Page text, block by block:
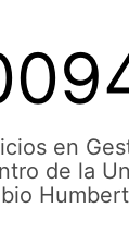
en
de la